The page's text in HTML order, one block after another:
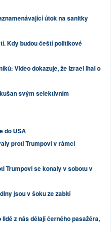
útok na sanitky
Kdy budou čeští politikové
Video dokazuje, že Izrael lhal o
svým selektivním
do USA
proti Trumpovi v rámci
Trumpovi se konaly v sobotu v
jsou v šoku ze zabití
lidé z nás dělají černého pasažéra,